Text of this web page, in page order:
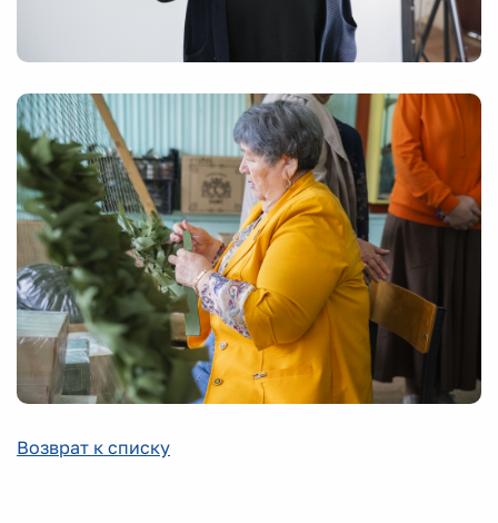
Возврат к списку